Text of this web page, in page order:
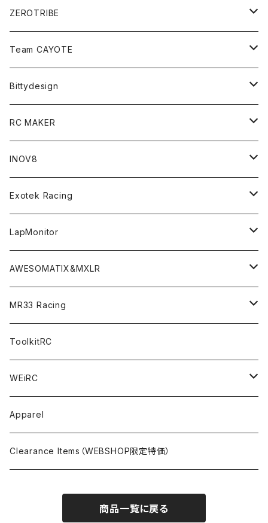
ZEROTRIBE
Zetricks（Spare & Optional）
T4 MID Conversion Kit
T4 FWD Conversion Kit
BD9 MID Conversion Kit
Option Parts For TRF420,420X
Option Parts For TA08/TA08R
TA08
TA08R
Option Parts For XRAY T4
Option Parts For YOKOMO BD9
Option Parts For YOKOMO BD8
Accessories
Discontinued Products
Option Parts For A800R
Team CAYOTE
Batteries
Merchandise
Accessories
CREST ESC
CREST X EVO
CRESR RS120
CREST Stocki Motor
CREST Modi Motor
Special Set（ZEROTRIBEオリジナル）
Bittydesign
On-Road Clear Body＜オンロード用ボディ＞
GT8 （1/8 W/B325mm,W/B360mm）
LMH （1/10 190mm）
M-Chassis（1/10 W/B210-225mm）
F1（1/10）
Liquid Mask＜リキッドマスク＞
Accessories＜バッグ/その他製品＞
Stencils＜エアブラシ用ステンシル＞
RC MAKER
SP2＜組立キット／スペアー＆オプションパーツ＞
SP1＜組立キット／スペアー＆オプションパーツ＞
SP1-F＜組立キット／スペアー＆オプションパーツ＞
Awesomatix
A800MMX
A800R
XRAY
X4
X4F
Accessories
YOKOMO
BD12
BD11
MUGEN
MTC2
SANWA
INOV8
Bodyshell Accessories
Setup Tools
Pit Accessories
Radio Accessories
Option Parts
Electronics
Tire Cleaner/Additive
Exotek Racing
Bodies
F1ULTRA
RUBBER TIRES＆WHEEL
LapMonitor
Decoder
Transponder
Accessories
AWESOMATIX&MXLR
A800R（KIT＆Spare & Optional）
A12（KIT＆Spare & Optional）
MR33 Racing
Chemicals＜ケミカル＞
Shock Oil＜ショックオイル＞
Diff Oil＜デフオイル＞
Ball Bearing Oil＜ボールベアリングオイル＞
Tires＜タイヤ関連＞
Additive＜グリップ剤＞
Glue＜瞬間接着剤＞
1/12 Racing＜1/12レーシングタイヤ用＞
OptionParts＜オプションパーツ＞
AWESOMATIX A800R＜A800R用オプション＞
Accessories＜アクセサリー＞
Pinions/Spur Gears＜ピニオン/スパーギア＞
ToolkitRC
WEiRC
Spring Steel Chassis
DLC Black Spring Steel Chassis
Apparel
Clearance Items（WEBSHOP限定特価）
商品一覧に戻る